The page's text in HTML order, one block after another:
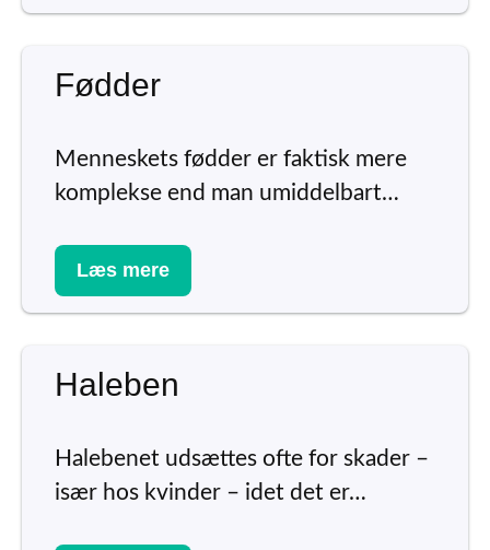
Fødder
Menneskets fødder er faktisk mere
komplekse end man umiddelbart…
Læs mere
Haleben
Halebenet udsættes ofte for skader –
især hos kvinder – idet det er…